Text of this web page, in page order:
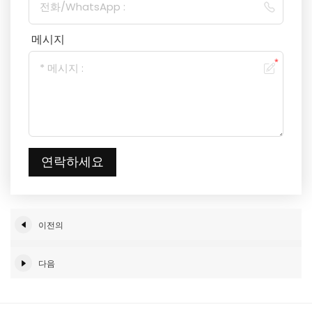
메시지
연락하세요
이전의
다음